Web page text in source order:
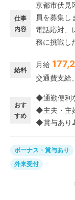
仕事
内容
京都市伏見
員を募集し
電話応対、レ
務に挑戦し
を図るため
す。
給料
月給
交通費支給
おす
すめ
◆通勤便利
◆主夫・主
◆賞与あり
ボーナス・賞与あり
外来受付